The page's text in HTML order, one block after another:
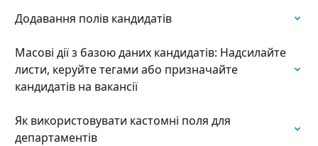
Додавання полів кандидатів
Масові дії з базою даних кандидатів: Надсилайте
листи, керуйте тегами або призначайте
кандидатів на вакансії
Як використовувати кастомні поля для
департаментів